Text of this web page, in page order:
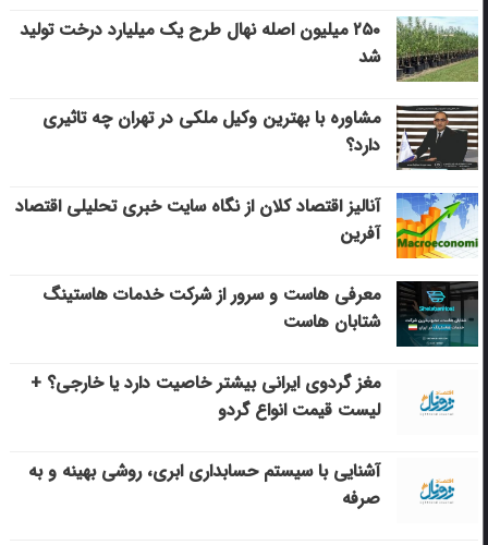
۲۵۰ میلیون اصله نهال طرح یک میلیارد درخت تولید
شد
مشاوره با بهترین وکیل ملکی در تهران چه تاثیری
دارد؟
آنالیز اقتصاد کلان از نگاه سایت خبری تحلیلی اقتصاد
آفرین
معرفی هاست و سرور از شرکت خدمات هاستینگ
شتابان هاست
مغز گردوی ایرانی بیشتر خاصیت دارد یا خارجی؟ +
لیست قیمت انواع گردو
آشنایی با سیستم حسابداری ابری، روشی بهینه و به
صرفه